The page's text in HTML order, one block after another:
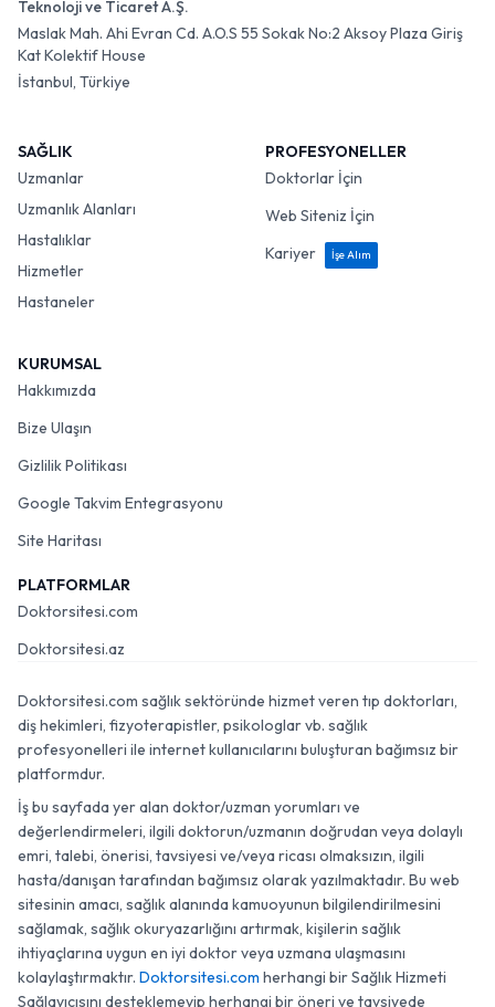
Teknoloji ve Ticaret A.Ş.
Maslak Mah. Ahi Evran Cd. A.O.S 55 Sokak No:2 Aksoy Plaza Giriş
Kat Kolektif House
İstanbul, Türkiye
SAĞLIK
Uzmanlar
Uzmanlık Alanları
Hastalıklar
Hizmetler
Hastaneler
PROFESYONELLER
Doktorlar İçin
Web Siteniz İçin
Kariyer
İşe Alım
KURUMSAL
Hakkımızda
Bize Ulaşın
Gizlilik Politikası
Google Takvim Entegrasyonu
Site Haritası
PLATFORMLAR
Doktorsitesi.com
Doktorsitesi.az
Doktorsitesi.com sağlık sektöründe hizmet veren tıp doktorları,
diş hekimleri, fizyoterapistler, psikologlar vb. sağlık
profesyonelleri ile internet kullanıcılarını buluşturan bağımsız bir
platformdur.
İş bu sayfada yer alan doktor/uzman yorumları ve
değerlendirmeleri, ilgili doktorun/uzmanın doğrudan veya dolaylı
emri, talebi, önerisi, tavsiyesi ve/veya ricası olmaksızın, ilgili
hasta/danışan tarafından bağımsız olarak yazılmaktadır. Bu web
sitesinin amacı, sağlık alanında kamuoyunun bilgilendirilmesini
sağlamak, sağlık okuryazarlığını artırmak, kişilerin sağlık
ihtiyaçlarına uygun en iyi doktor veya uzmana ulaşmasını
kolaylaştırmaktır. Doktorsitesi.com herhangi bir Sağlık Hizmeti